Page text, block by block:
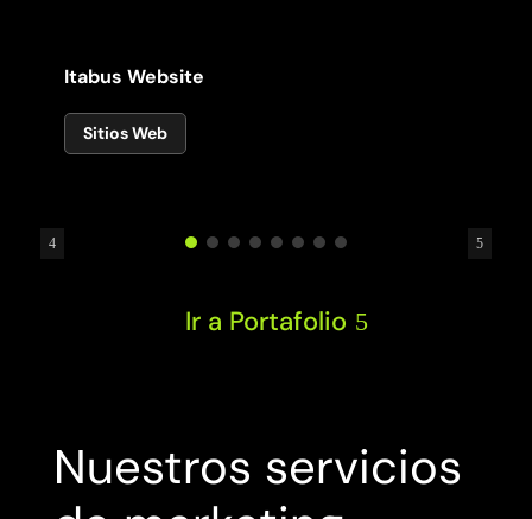
Itabus Website
Sitios Web
Ir a Portafolio
Nuestros servicios